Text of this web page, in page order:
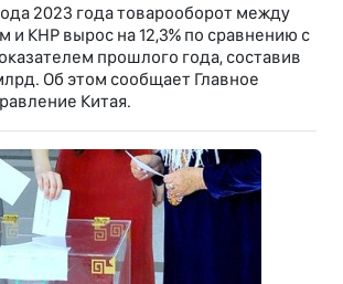
2023 года товарооборот между
и КНР вырос на 12,3% по сравнению с
прошлого года, составив
Об этом сообщает Главное
Китая.